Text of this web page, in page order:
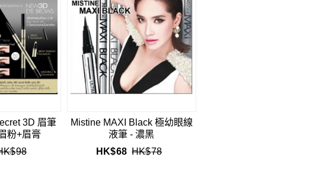
3D 眉筆
粉+眉膏
98
Mistine MAXI Black 極幼眼線
液筆 - 濃黑
HK$68 HK$78